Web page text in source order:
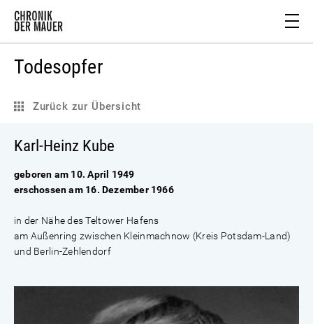
Todesopfer
Zurück zur Übersicht
Karl-Heinz Kube
geboren am 10. April 1949
erschossen am 16. Dezember 1966
in der Nähe des Teltower Hafens
am Außenring zwischen Kleinmachnow (Kreis Potsdam-Land)
und Berlin-Zehlendorf